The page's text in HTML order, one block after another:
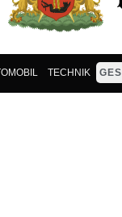
TECHNIK